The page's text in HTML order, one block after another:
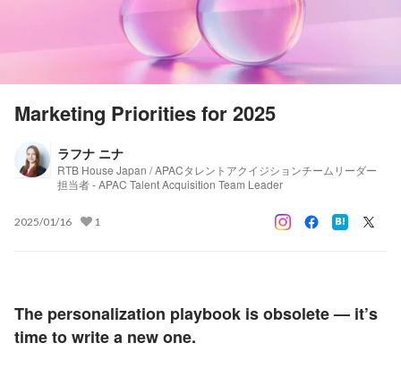
Marketing Priorities for 2025
ラフナ ニナ
RTB House Japan / APACタレントアクイジションチームリーダー
担当者 - APAC Talent Acquisition Team Leader
2025/01/16 1
The personalization playbook is obsolete — it’s
time to write a new one.